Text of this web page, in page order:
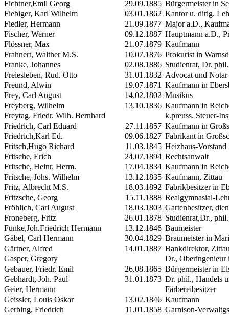
Fichtner,Emil Georg
29.09.1885 Bürgermeister in
Fiebiger, Karl Wilhelm
03.01.1862 Kantor u. dirig.
Fiedler, Hermann
21.09.1877 Major a.D.,
Fischer, Werner
09.12.1887 Hauptmann a.D.,
Flössner, Max
21.07.1879 Kaufmann
Frahnert, Walther M.S. 10.07.1876 Prokurist in
Franke, Johannes
02.08.1886 Studienrat, Dr. phil.
Freiesleben, Rud. Otto
31.01.1832 Advocat und
Freund, Alwin
19.07.1871 Kaufmann in
Frey, Carl August
14.02.1802 Musikus
Freyberg, Wilhelm
13.10.1836 Kaufmann in
Freytag, Friedr. Wilh. Bernhard
k.preuss. Steuer-
Friedrich, Carl Eduard
27.11.1857 Kaufmann in
Friedrich,Karl Ed.
09.06.1827 Fabrikant in
Fritsch,Hugo Richard
11.03.1845 Heizhaus-Vorstand
Fritsche, Erich
24.07.1894 Rechtsanwalt
Fritsche, Heinr. Herm.
17.04.1834 Kaufmann in
Fritsche, Johs. Wilhelm
13.12.1835 Kaufmann, Zittau
Fritz, Albrecht M.S. 18.03.1892 Fabrikbesitzer in
Fritzsche, Georg
15.11.1888 Realgymnasial-
Fröhlich, Carl August
18.03.1803 Gartenbesitzer,
Froneberg, Fritz
26.01.1878 Studienrat,Dr.,
Funke,Joh.Friedrich Hermann
13.12.1846 Baumeister
Gäbel, Carl Hermann
30.04.1829 Braumeister in
Gärtner, Alfred
14.01.1887 Bankdirektor,
Gasper, Gregory
Dr., Oberingenieur
Gebauer, Friedr. Emil
26.08.1865 Bürgermeister in
Gebhardt, Joh. Paul
31.01.1873 Dr. phil., Handels
Geier, Hermann
Färbereibesitzer
Geissler, Louis Oskar
13.02.1846 Kaufmann
Gerbing, Friedrich
11.01.1858 Garnison-